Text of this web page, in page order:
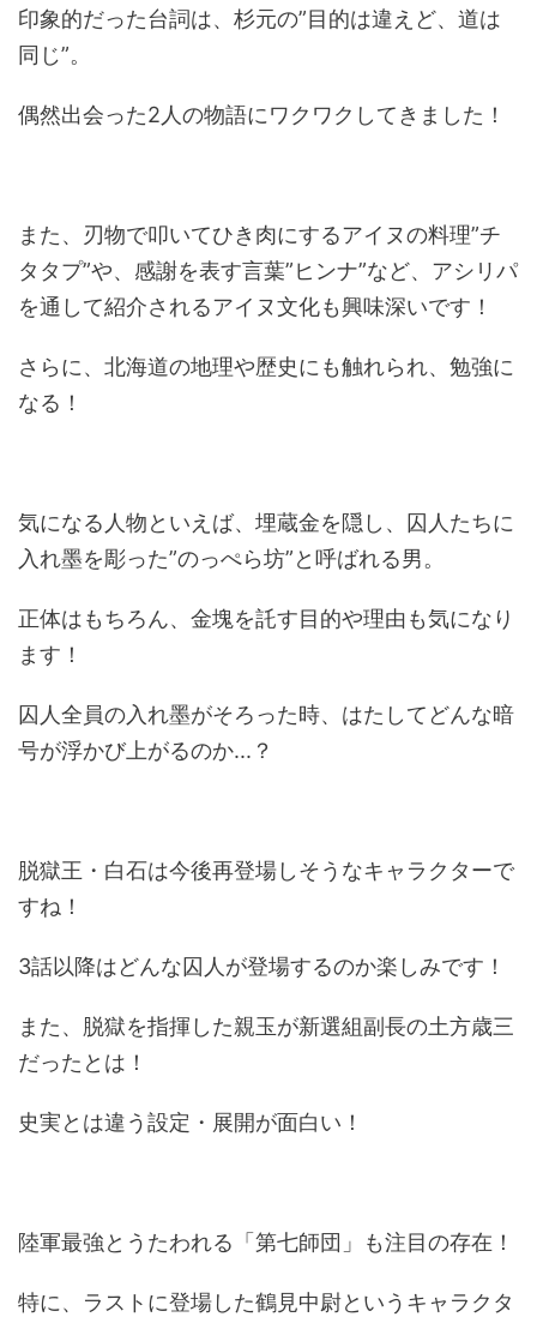
印象的だった台詞は、杉元の”目的は違えど、道は
同じ”。
偶然出会った2人の物語にワクワクしてきました！
また、刃物で叩いてひき肉にするアイヌの料理”チ
タタプ”や、感謝を表す言葉”ヒンナ”など、アシリパ
を通して紹介されるアイヌ文化も興味深いです！
さらに、北海道の地理や歴史にも触れられ、勉強に
なる！
気になる人物といえば、埋蔵金を隠し、囚人たちに
入れ墨を彫った”のっぺら坊”と呼ばれる男。
正体はもちろん、金塊を託す目的や理由も気になり
ます！
囚人全員の入れ墨がそろった時、はたしてどんな暗
号が浮かび上がるのか... ？
脱獄王・白石は今後再登場しそうなキャラクターで
すね！
3話以降はどんな囚人が登場するのか楽しみです！
また、脱獄を指揮した親玉が新選組副長の土方歳三
だったとは！
史実とは違う設定・展開が面白い！
陸軍最強とうたわれる「第七師団」も注目の存在！
特に、ラストに登場した鶴見中尉というキャラクタ